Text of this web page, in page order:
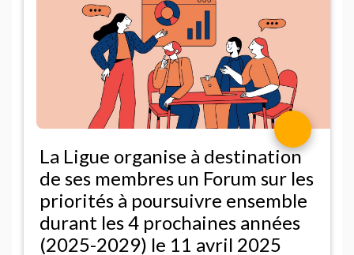
La Ligue organise à destination
de ses membres un Forum sur les
priorités à poursuivre ensemble
durant les 4 prochaines années
(2025-2029) le 11 avril 2025